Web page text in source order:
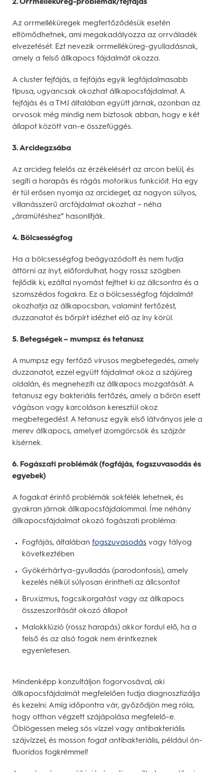
Az orrmelléküregek megfertőződésük esetén
eltömődhetnek, ami megakadályozza az orrváladék
elvezetését. Ezt nevezik orrmelléküreg-gyulladásnak,
amely a felső állkapocs fájdalmát okozza.
A cluster fejfájás, a fejfájás egyik legfájdalmasabb
típusa, ugyancsak okozhat állkapocsfájdalmat. A
fejfájás és a TMJ általában együtt járnak, azonban az
orvosok még mindig nem biztosak abban, hogy e két
állapot között van-e összefüggés.
3. Arcidegzsába
Az arcideg felelős az érzékelésért az arcon belül, és
segíti a harapás és rágás motorikus funkcióit. Ha egy
ér túl erősen nyomja az arcideget, az nagyon súlyos,
villanásszerű arcfájdalmat okozhat – néha
„áramütéshez” hasonlítják.
4. Bölcsességfog
Ha a bölcsességfog beágyazódott és nem tudja
áttörni az ínyt, előfordulhat, hogy rossz szögben
fejlődik ki, ezáltal nyomást fejthet ki az állcsontra és a
szomszédos fogakra. Ez a bölcsességfog fájdalmát
okozhatja az állkapocsban, valamint fertőzést,
duzzanatot és bőrpírt idézhet elő az íny körül.
5. Betegségek – mumpsz és tetanusz
A mumpsz egy fertőző vírusos megbetegedés, amely
duzzanatot, ezzel együtt fájdalmat okoz a szájüreg
oldalán, és megnehezíti az állkapocs mozgatását. A
tetanusz egy bakteriális fertőzés, amely a bőrön esett
vágáson vagy karcoláson keresztül okoz
megbetegedést. A tetanusz egyik első látványos jele a
merev állkapocs, amelyet izomgörcsök és szájzár
kísérnek.
6. Fogászati problémák (fogfájás, fogszuvasodás és
egyebek)
A fogakat érintő problémák sokfélék lehetnek, és
gyakran járnak állkapocsfájdalommal. Íme néhány
állkapocsfájdalmat okozó fogászati probléma:
Fogfájás, általában fogszuvasodás vagy tályog
következtében
Gyökérhártya-gyulladás (parodontosis), amely
kezelés nélkül súlyosan érintheti az állcsontot
Bruxizmus, fogcsikorgatást vagy az állkapocs
összeszorítását okozó állapot
Malokklúzió (rossz harapás) akkor fordul elő, ha a
felső és az alsó fogak nem érintkeznek
egyenletesen.
Mindenképp konzultáljon fogorvosával, aki
állkapocsfájdalmát megfelelően tudja diagnosztizálja
és kezelni. Amíg időpontra vár, győződjön meg róla,
hogy otthon végzett szájápolása megfelelő-e.
Öblögessen meleg sós vízzel vagy antibakteriális
szájvízzel, és mosson fogat antibakteriális, például ón-
fluoridos fogkrémmel!